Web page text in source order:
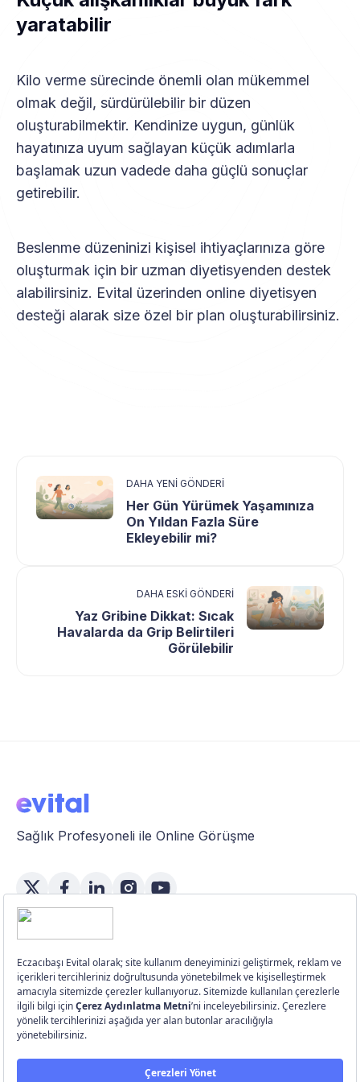
yaratabilir
Kilo verme sürecinde önemli olan mükemmel
olmak değil, sürdürülebilir bir düzen
oluşturabilmektir. Kendinize uygun, günlük
hayatınıza uyum sağlayan küçük adımlarla
başlamak uzun vadede daha güçlü sonuçlar
getirebilir.
Beslenme düzeninizi kişisel ihtiyaçlarınıza göre
oluşturmak için bir uzman diyetisyenden destek
alabilirsiniz. Evital üzerinden online diyetisyen
desteği alarak size özel bir plan oluşturabilirsiniz.
DAHA YENI GÖNDERI
Her Gün Yürümek Yaşamınıza
On Yıldan Fazla Süre
Ekleyebilir mi?
DAHA ESKI GÖNDERI
Yaz Gribine Dikkat: Sıcak
Havalarda da Grip Belirtileri
Görülebilir
Sağlık Profesyoneli ile Online Görüşme
Üye Girişi
Üye Ol